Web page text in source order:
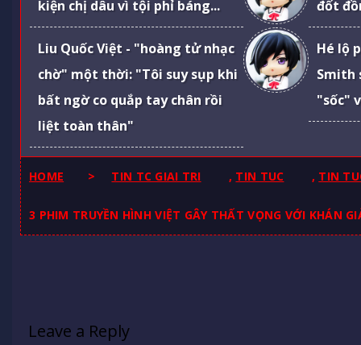
kiện chị dâu vì tội phỉ báng...
đốt
Liu Quốc Việt - "hoàng tử nhạc
chờ" một thời: "Tôi suy sụp khi
bất ngờ co quắp tay chân rồi
liệt toàn thân"
Hé lộ
Smith
"sốc"
HOME > TIN TC GIAI TRI , TIN TUC , TIN
3 PHIM TRUYỀN HÌNH VIỆT GÂY THẤT VỌNG VỚI KHÁN
Leave a Reply